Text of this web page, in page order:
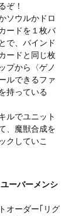
ぞ！
ソウルかドロ
ードを１枚バ
で、バインド
ードと同じ枚
プから〈ゲノ
ルできるファ
持っている
ルでユニット
、魔獣合成を
クしていこ
ユーバーメンシ
オーダー｢リグ